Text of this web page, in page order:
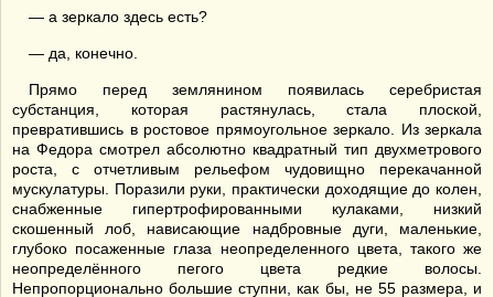
— а зеркало здесь есть?
— да, конечно.
Прямо перед землянином появилась серебристая
субстанция, которая растянулась, стала плоской,
превратившись в ростовое прямоугольное зеркало. Из зеркала
на Федора смотрел абсолютно квадратный тип двухметрового
роста, с отчетливым рельефом чудовищно перекачанной
мускулатуры. Поразили руки, практически доходящие до колен,
снабженные гипертрофированными кулаками, низкий
скошенный лоб, нависающие надбровные дуги, маленькие,
глубоко посаженные глаза неопределенного цвета, такого же
неопределённого пегого цвета редкие волосы.
Непропорционально большие ступни, как бы, не 55 размера, и